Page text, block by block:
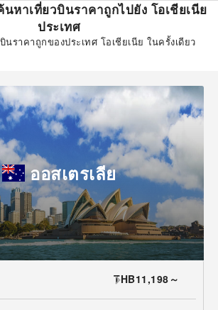
นหาเที่ยวบินราคาถูกไปยัง โอเชียเนีย
ประเทศ
ราคาถูกของประเทศ โอเชียเนีย ในครั้งเดียว
ออสเตรเลีย
THB11,198～